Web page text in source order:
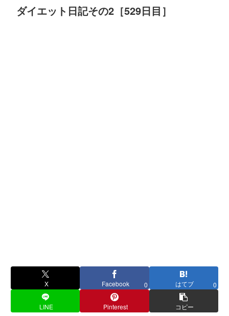
ダイエット日記その2［529日目］
X Facebook 0 はてブ 0
LINE Pinterest コピー